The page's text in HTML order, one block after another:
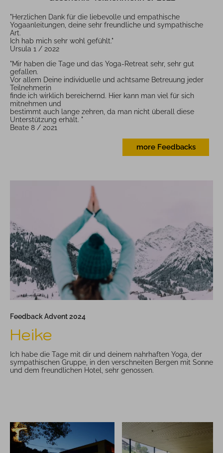
"Herzlichen Dank für die liebevolle und empathische
Yogaanleitungen, deine sehr freundliche und sympathische
Art.
Ich hab mich sehr wohl gefühlt."
Ursula 1 / 2022
"Mir haben die Tage und das Yoga-Retreat sehr, sehr gut
gefallen.
Vor allem Deine individuelle und achtsame Betreuung jeder
Teilnehmerin
finde ich wirklich bereichernd. Hier kann man viel für sich
mitnehmen und
bestimmt auch lange zehren, da man nicht überall diese
Unterstützung erhält. "
Beate 8 / 2021
more Feedbacks
Feedback Advent 2024
Heike
Ich habe die Tage mit dir und deinem nahrhaften Yoga, der
sympathischen Gruppe, in den verschneiten Bergen mit Sonne
und dem freundlichen Hotel, sehr genossen.